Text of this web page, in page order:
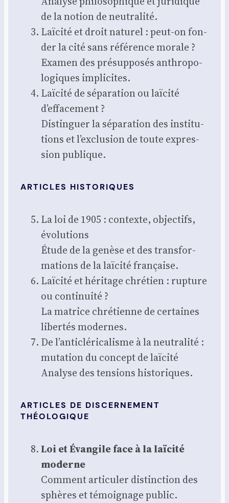
de la notion de neu­tra­li­té.
Laï­ci­té et droit natu­rel : peut-on fon­
der la cité sans réfé­rence morale ?
Exa­men des pré­sup­po­sés anthro­po­
lo­giques impli­cites.
Laï­ci­té de sépa­ra­tion ou laï­ci­té
d’effacement ?
Dis­tin­guer la sépa­ra­tion des ins­ti­tu­
tions et l’exclusion de toute expres­
sion publique.
ARTICLES HISTORIQUES
La loi de 1905 : contexte, objec­tifs,
évo­lu­tions
Étude de la genèse et des trans­for­
ma­tions de la laï­ci­té fran­çaise.
Laï­ci­té et héri­tage chré­tien : rup­ture
ou conti­nui­té ?
La matrice chré­tienne de cer­taines
liber­tés modernes.
De l’anticléricalisme à la neu­tra­li­té :
muta­tion du concept de laï­ci­té
Ana­lyse des ten­sions his­to­riques.
ARTICLES DE DISCERNEMENT
THÉOLOGIQUE
Loi et Évan­gile face à la laï­ci­té
moderne
Com­ment arti­cu­ler dis­tinc­tion des
sphères et témoi­gnage public.